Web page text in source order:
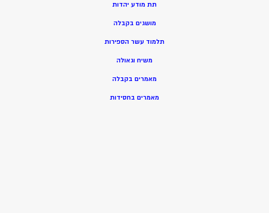
תת מודע יהדות
מושגים בקבלה
תלמוד עשר הספירות
משיח וגאולה
מאמרים בקבלה
מאמרים בחסידות